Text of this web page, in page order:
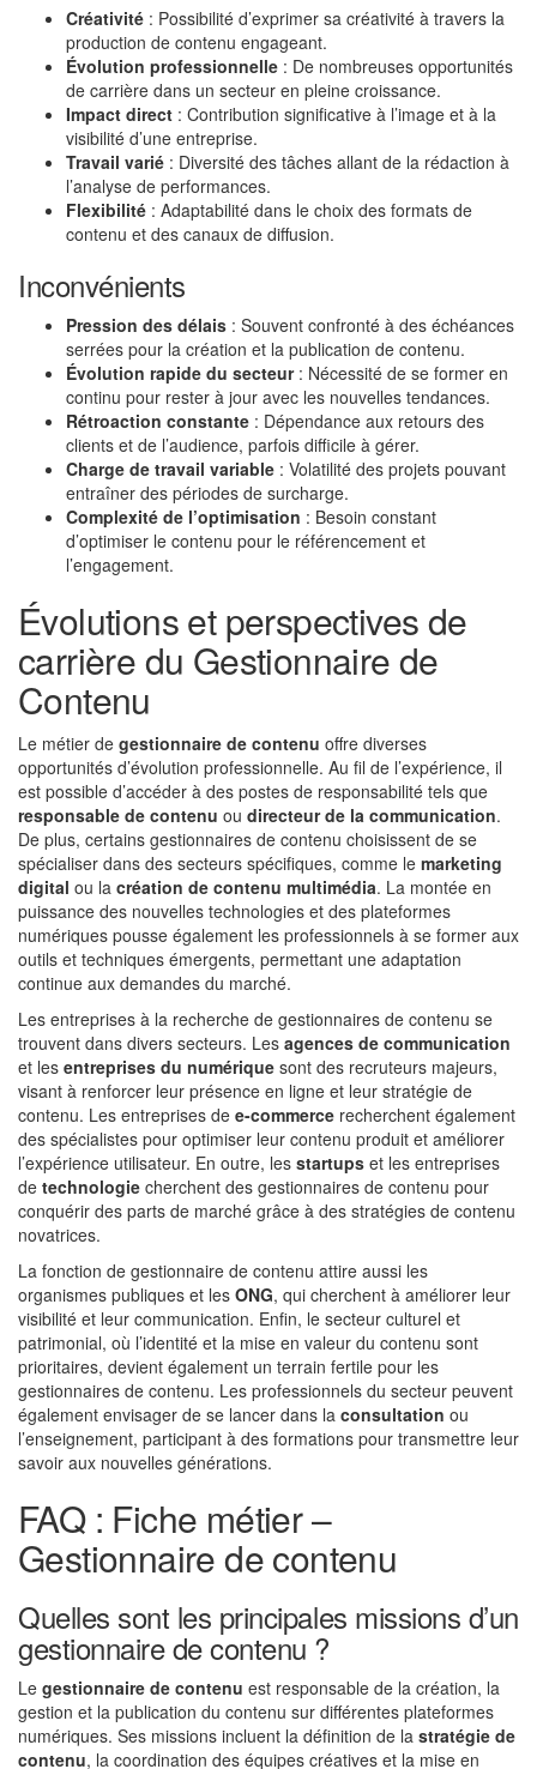
Créativité : Possibilité d’exprimer sa créativité à travers la
production de contenu engageant.
Évolution professionnelle : De nombreuses opportunités
de carrière dans un secteur en pleine croissance.
Impact direct : Contribution significative à l’image et à la
visibilité d’une entreprise.
Travail varié : Diversité des tâches allant de la rédaction à
l’analyse de performances.
Flexibilité : Adaptabilité dans le choix des formats de
contenu et des canaux de diffusion.
Inconvénients
Pression des délais : Souvent confronté à des échéances
serrées pour la création et la publication de contenu.
Évolution rapide du secteur: Nécessité de se former en
continu pour rester à jour avec les nouvelles tendances.
Rétroaction constante : Dépendance aux retours des
clients et de l’audience, parfois difficile à gérer.
Charge de travail variable : Volatilité des projets pouvant
entraîner des périodes de surcharge.
Complexité de l’optimisation : Besoin constant
d’optimiser le contenu pour le référencement et
l’engagement.
Évolutions et perspectives de
carrière du Gestionnaire de
Contenu
Le métier de gestionnaire de contenu offre diverses
opportunités d’évolution professionnelle. Au fil de l’expérience, il
est possible d’accéder à des postes de responsabilité tels que
responsable de contenu ou directeur de la communication.
De plus, certains gestionnaires de contenu choisissent de se
spécialiser dans des secteurs spécifiques, comme le marketing
digital ou la création de contenu multimédia. La montée en
puissance des nouvelles technologies et des plateformes
numériques pousse également les professionnels à se former aux
outils et techniques émergents, permettant une adaptation
continue aux demandes du marché.
Les entreprises à la recherche de gestionnaires de contenu se
trouvent dans divers secteurs. Les agences de communication
et les entreprises du numérique sont des recruteurs majeurs,
visant à renforcer leur présence en ligne et leur stratégie de
contenu. Les entreprises de e-commerce recherchent également
des spécialistes pour optimiser leur contenu produit et améliorer
l’expérience utilisateur. En outre, les startups et les entreprises
de technologie cherchent des gestionnaires de contenu pour
conquérir des parts de marché grâce à des stratégies de contenu
novatrices.
La fonction de gestionnaire de contenu attire aussi les
organismes publiques et les ONG, qui cherchent à améliorer leur
visibilité et leur communication. Enfin, le secteur culturel et
patrimonial, où l’identité et la mise en valeur du contenu sont
prioritaires, devient également un terrain fertile pour les
gestionnaires de contenu. Les professionnels du secteur peuvent
également envisager de se lancer dans la consultation ou
l’enseignement, participant à des formations pour transmettre leur
savoir aux nouvelles générations.
FAQ : Fiche métier –
Gestionnaire de contenu
Quelles sont les principales missions d’un
gestionnaire de contenu ?
Le gestionnaire de contenu est responsable de la création, la
gestion et la publication du contenu sur différentes plateformes
numériques. Ses missions incluent la définition de la stratégie de
contenu, la coordination des équipes créatives et la mise en